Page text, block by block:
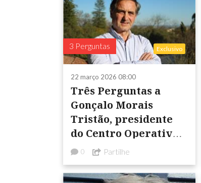
3 Perguntas Exclusivo
22 março 2026 08:00
Três Perguntas a
Gonçalo Morais
Tristão, presidente
do Centro Operativo
de Tecnologia de
Regadio (COTR)
0 Partilhe